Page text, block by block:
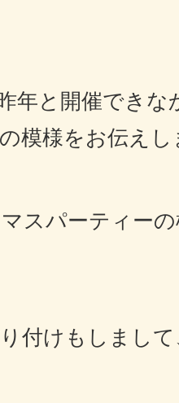
年と開催できな
模様をお伝えし
スパーティー
付けもしまし